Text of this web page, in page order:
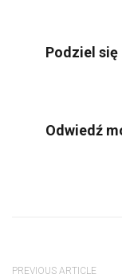
Podziel się
PREVIOUS ARTICLE